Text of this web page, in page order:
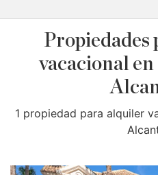
Propiedades
vacacional en
1 propiedad para alquiler